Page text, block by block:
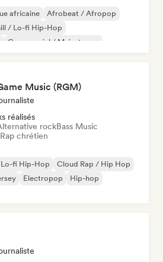
africaine
Afrobeat / Afropop
/ Lo-fi Hip-Hop
Commercial / Mainstream
Music (RGM)
réalisés
rockBass Music
Rap chrétien
fi Hip-Hop
Cloud Rap / Hip Hop
Electropop
Hip-hop